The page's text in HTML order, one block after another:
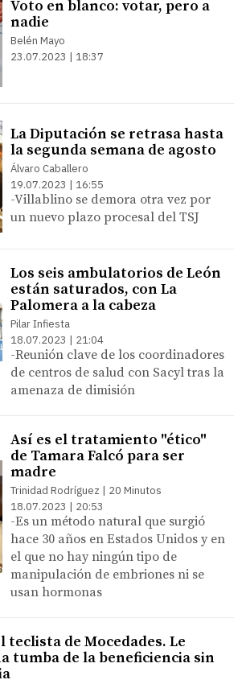
Voto en blanco: votar, pero a
nadie
Belén Mayo
23.07.2023 | 18:37
La Diputación se retrasa hasta
la segunda semana de agosto
Álvaro Caballero
19.07.2023 | 16:55
-Villablino se demora otra vez por
un nuevo plazo procesal del TSJ
Los seis ambulatorios de León
están saturados, con La
Palomera a la cabeza
Pilar Infiesta
18.07.2023 | 21:04
-Reunión clave de los coordinadores
de centros de salud con Sacyl tras la
amenaza de dimisión
Así es el tratamiento "ético"
de Tamara Falcó para ser
madre
Trinidad Rodríguez | 20 Minutos
18.07.2023 | 20:53
-Es un método natural que surgió
hace 30 años en Estados Unidos y en
el que no hay ningún tipo de
manipulación de embriones ni se
usan hormonas
de Mocedades. Le
tumba de la beneficiencia sin